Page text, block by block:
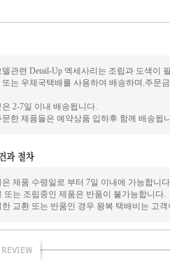
관련 Detail-Up 엑세사리는 조립과 도색이
는 우체국택배를 사용하여 배송하며.주문
2-7일 이내 배송됩니다.
한 제품들은 예약상품 입하후 함께 배송됩
제품 수령일로 부터 7일 이내에 가능합니
또는 조립중인 제품은 반품이 불가능합니다.
교환 또는 반품인 경우 왕복 택배비는 고객